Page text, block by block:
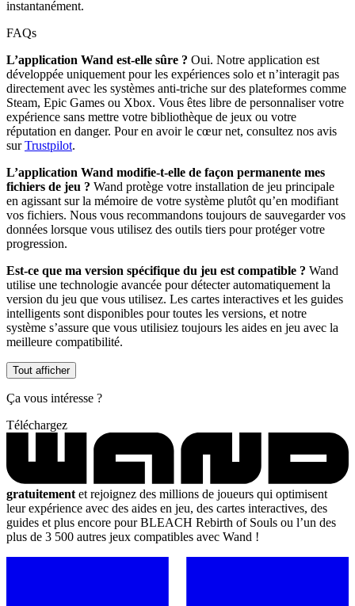
instantanément.
FAQs
L’application Wand est-elle sûre ? Oui. Notre application est
développée uniquement pour les expériences solo et n’interagit pas
directement avec les systèmes anti-triche sur des plateformes comme
Steam, Epic Games ou Xbox. Vous êtes libre de personnaliser votre
expérience sans mettre votre bibliothèque de jeux ou votre
réputation en danger. Pour en avoir le cœur net, consultez nos avis
surTrustpilot.
L’application Wand modifie-t-elle de façon permanente mes
fichiers de jeu ? Wand protège votre installation de jeu principale
en agissant sur la mémoire de votre système plutôt qu’en modifiant
vos fichiers. Nous vous recommandons toujours de sauvegarder vos
données lorsque vous utilisez des outils tiers pour protéger votre
progression.
Est-ce que ma version spécifique du jeu est compatible ? Wand
utilise une technologie avancée pour détecter automatiquement la
version du jeu que vous utilisez. Les cartes interactives et les guides
intelligents sont disponibles pour toutes les versions, et notre
système s’assure que vous utilisiez toujours les aides en jeu avec la
meilleure compatibilité.
Tout afficher
Ça vous intéresse ?
Téléchargez
gratuitement et rejoignez des millions de joueurs qui optimisent
leur expérience avec des aides en jeu, des cartes interactives, des
guides et plus encore pour BLEACH Rebirth of Souls ou l’un des
plus de 3 500 autres jeux compatibles avec Wand !